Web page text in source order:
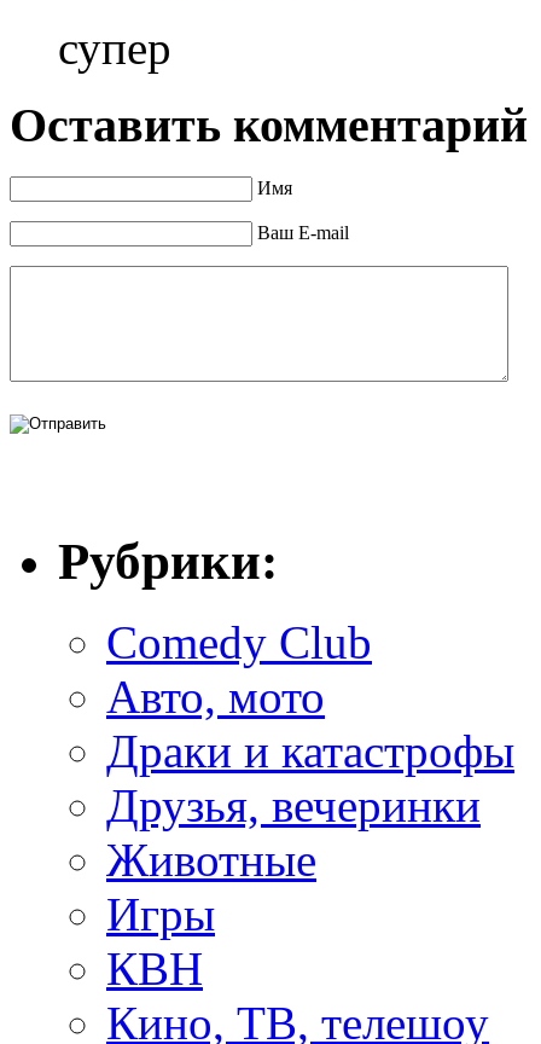
супер
Оставить комментарий
Имя
Ваш E-mail
Рубрики:
Comedy Club
Авто, мото
Драки и катастрофы
Друзья, вечеринки
Животные
Игры
КВН
Кино, ТВ, телешоу